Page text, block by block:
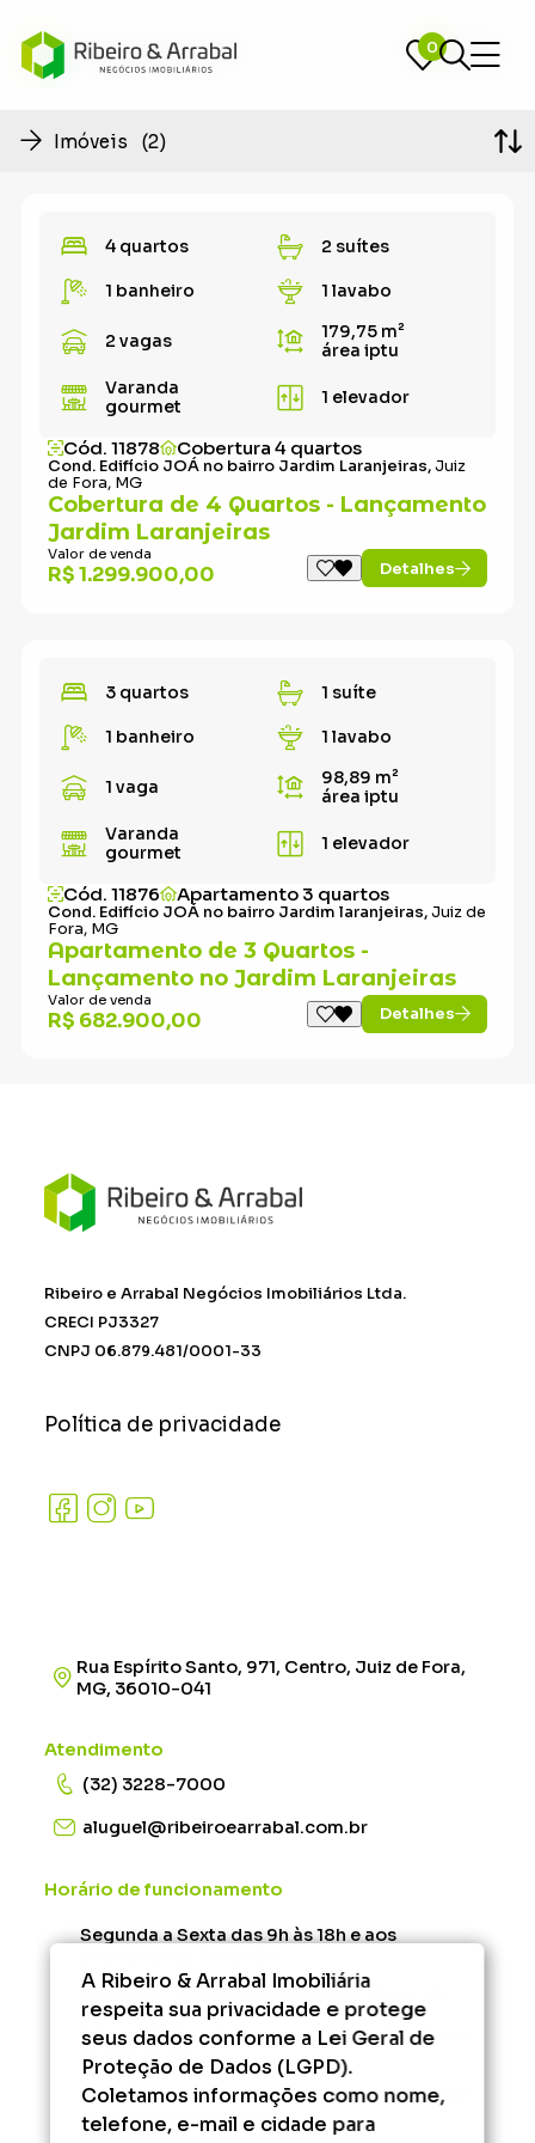
0
0
Imóveis (2)
4 quartos 2 suítes
1 banheiro 1 lavabo
2 vagas
179,75 m²
área iptu
Varanda
gourmet
1 elevador
Cód. 11878 Cobertura 4 quartos
Cond. Edifício JOÁ no bairro Jardim Laranjeiras,Juiz
de Fora, MG
Cobertura de 4 Quartos - Lançamento
Jardim Laranjeiras
Valor de venda
R$ 1.299.900,00 Detalhes
3 quartos 1 suíte
1 banheiro 1 lavabo
1 vaga
98,89 m²
área iptu
Varanda
gourmet
1 elevador
Cód. 11876 Apartamento 3 quartos
Cond. Edifício JOÁ no bairro Jardim laranjeiras,Juiz de
Fora, MG
Apartamento de 3 Quartos -
Lançamento no Jardim Laranjeiras
Valor de venda
R$ 682.900,00 Detalhes
Ribeiro e Arrabal Negócios Imobiliários Ltda.
CRECI PJ3327
CNPJ 06.879.481/0001-33
Política de privacidade
Rua Espírito Santo, 971, Centro, Juiz de Fora,
MG, 36010-041
Atendimento
(32) 3228-7000
aluguel@ribeiroearrabal.com.br
Horário de funcionamento
Segunda a Sexta das 9h às 18h e aos
Administrativo/Financeiro - Segunda à Sexta
das 9h às 17h.
Fora desse horário, consulte os serviços que
podem ser agendados.
A Ribeiro & Arrabal Imobiliária
respeita sua privacidade e protege
seus dados conforme a Lei Geral de
Proteção de Dados (LGPD).
Coletamos informações como nome,
telefone, e-mail e cidade para